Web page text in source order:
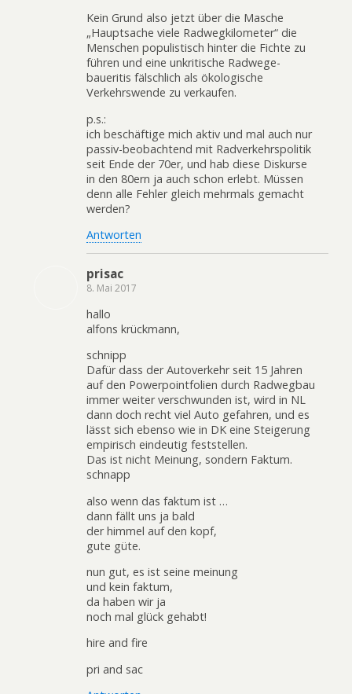
Kein Grund also jetzt über die Masche
„Hauptsache viele Radwegkilometer“ die
Menschen populistisch hinter die Fichte zu
führen und eine unkritische Radwege-
baueritis fälschlich als ökologische
Verkehrswende zu verkaufen.
p.s.:
ich beschäftige mich aktiv und mal auch nur
passiv-beobachtend mit Radverkehrspolitik
seit Ende der 70er, und hab diese Diskurse
in den 80ern ja auch schon erlebt. Müssen
denn alle Fehler gleich mehrmals gemacht
werden?
Antworten
prisac
8. Mai 2017
hallo
alfons krückmann,
schnipp
Dafür dass der Autoverkehr seit 15 Jahren
auf den Powerpointfolien durch Radwegbau
immer weiter verschwunden ist, wird in NL
dann doch recht viel Auto gefahren, und es
lässt sich ebenso wie in DK eine Steigerung
empirisch eindeutig feststellen.
Das ist nicht Meinung, sondern Faktum.
schnapp
also wenn das faktum ist …
dann fällt uns ja bald
der himmel auf den kopf,
gute güte.
nun gut, es ist seine meinung
und kein faktum,
da haben wir ja
noch mal glück gehabt!
hire and fire
pri and sac